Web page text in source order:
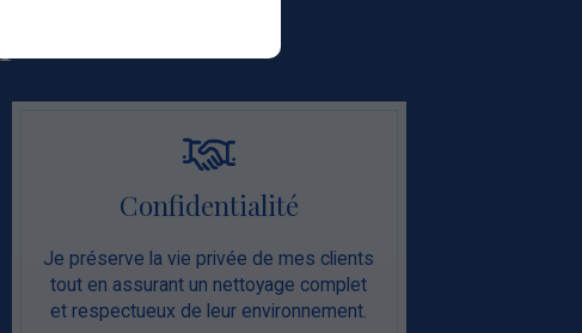
Confidentialité
Je préserve la vie privée de mes clients
tout en assurant un nettoyage complet
et respectueux de leur environnement.